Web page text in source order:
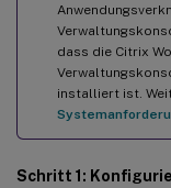
dass die Citrix
installiert ist.
Schritt 1: